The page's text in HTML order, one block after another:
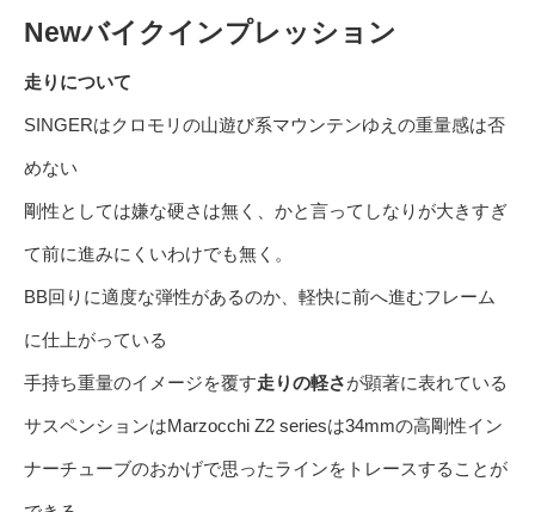
Newバイクインプレッション
走りについて
SINGERはクロモリの山遊び系マウンテンゆえの重量感は否
めない
剛性としては嫌な硬さは無く、かと言ってしなりが大きすぎ
て前に進みにくいわけでも無く。
BB回りに適度な弾性があるのか、軽快に前へ進むフレーム
に仕上がっている
手持ち重量のイメージを覆す走りの軽さが顕著に表れている
サスペンションはMarzocchi Z2 seriesは34mmの高剛性イン
ナーチューブのおかげで思ったラインをトレースすることが